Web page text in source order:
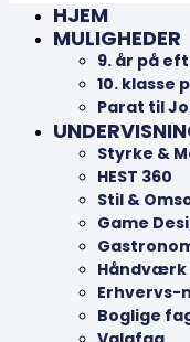
HJEM
MULIGHEDER
9. år på
10. klasse
Parat til
Styrke &
HEST 360
Stil &
Game
Håndværk
Erhvervs-
Boglige